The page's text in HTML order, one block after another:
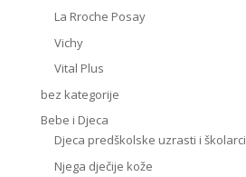
La Rroche Posay
Vichy
Vital Plus
bez kategorije
Bebe i Djeca
Djeca predškolske uzrasti i školarci
Njega dječije kože